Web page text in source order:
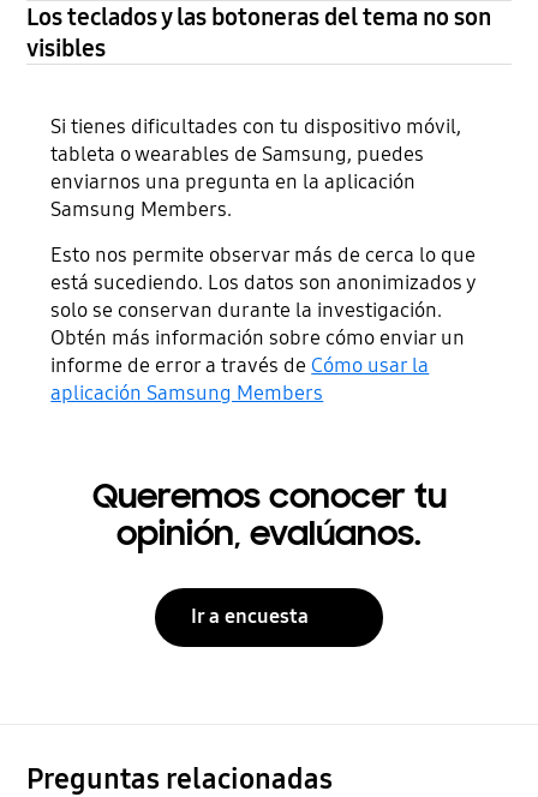
Los teclados y las botoneras del tema no son
visibles
Si tienes dificultades con tu dispositivo móvil,
tableta o wearables de Samsung, puedes
enviarnos una pregunta en la aplicación
Samsung Members.
Esto nos permite observar más de cerca lo que
está sucediendo. Los datos son anonimizados y
solo se conservan durante la investigación.
Obtén más información sobre cómo enviar un
informe de error a través de Cómo usar la
aplicación Samsung Members
Queremos conocer tu
opinión, evalúanos.
Ir a encuesta
Preguntas relacionadas